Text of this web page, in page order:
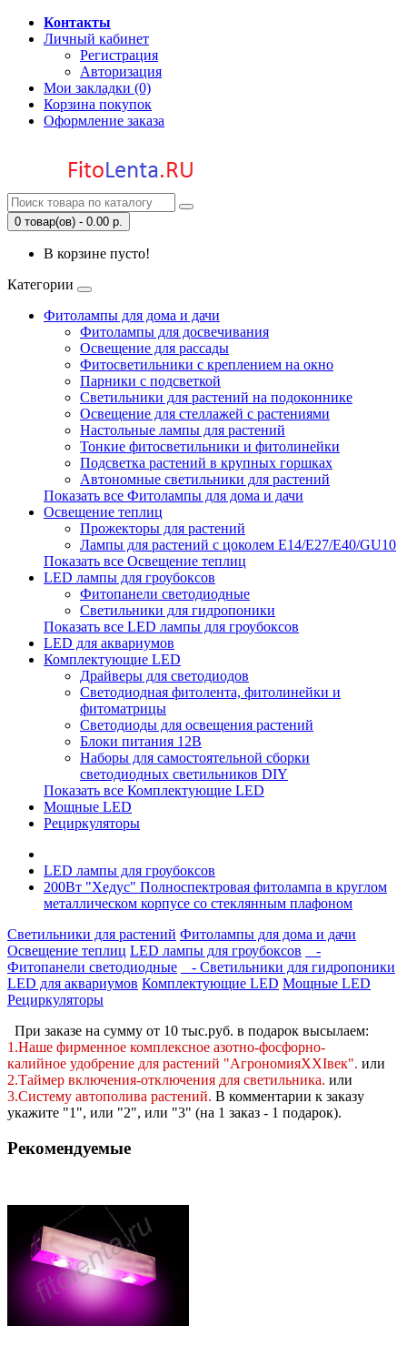
Контакты
Личный кабинет
Регистрация
Авторизация
Мои закладки (0)
Корзина покупок
Оформление заказа
0 товар(ов) - 0.00 р.
В корзине пусто!
Категории
Фитолампы для дома и дачи
Фитолампы для досвечивания
Освещение для рассады
Фитосветильники с креплением на окно
Парники с подсветкой
Светильники для растений на подоконнике
Освещение для стеллажей с растениями
Настольные лампы для растений
Тонкие фитосветильники и фитолинейки
Подсветка растений в крупных горшках
Автономные светильники для растений
Показать все Фитолампы для дома и дачи
Освещение теплиц
Прожекторы для растений
Лампы для растений с цоколем Е14/Е27/Е40/GU10
Показать все Освещение теплиц
LED лампы для гроубоксов
Фитопанели светодиодные
Светильники для гидропоники
Показать все LED лампы для гроубоксов
LED для аквариумов
Комплектующие LED
Драйверы для светодиодов
Светодиодная фитолента, фитолинейки и
фитоматрицы
Светодиоды для освещения растений
Блоки питания 12В
Наборы для самостоятельной сборки
светодиодных светильников DIY
Показать все Комплектующие LED
Мощные LED
Рециркуляторы
LED лампы для гроубоксов
200Вт "Хедус" Полноспектровая фитолампа в круглом
металлическом корпусе со стеклянным плафоном
Светильники для растений Фитолампы для дома и дачи
Освещение теплиц LED лампы для гроубоксов
-
Фитопанели светодиодные
- Светильники для гидропоники
LED для аквариумов Комплектующие LED Мощные LED
Рециркуляторы
При заказе на сумму от 10 тыс.руб. в подарок высылаем:
1.Наше фирменное комплексное азотно-фосфорно-
калийное удобрение для растений "АгрономияXXIвек". или
2.Таймер включения-отключения для светильника. или
3.Систему автополива растений. В комментарии к заказу
укажите "1", или "2", или "3" (на 1 заказ - 1 подарок).
Рекомендуемые